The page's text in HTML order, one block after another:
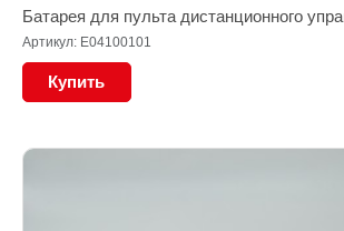
Батарея для пульта дистанционного
Артикул: E04100101
Купить